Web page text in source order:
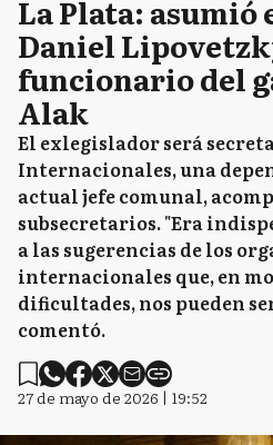
La Plata: asumió
Daniel
funcionario del
Alak
El exlegislador será
Internacionales, una
actual jefe comunal,
subsecretarios. "Era
a las sugerencias de los
internacionales que, en
dificultades, nos pueden
comentó.
27 de mayo de 2026 | 19:52